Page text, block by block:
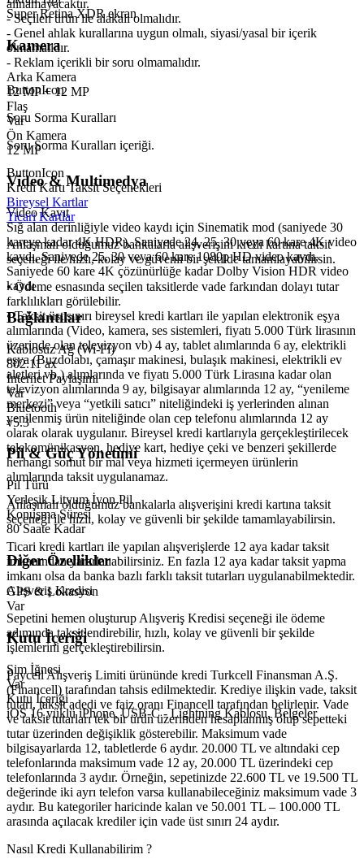
Super Retina XDR ekran
Kamera
Arka Kamera
12 MP + 12 MP
Flaş
Var
Ön Kamera
12 MP
Video & Multimedya
Video Kayıt
Sığ alan derinliğiyle video kaydı için Sinematik mod (saniyede 30
kareye kadar 4K HDR), Saniyede 24, 25, 30 veya 60 kare 4K video
kaydı, Saniyede 25, 30 veya 60 kare 1080p HD video kaydı,
Saniyede 60 kare 4K çözünürlüğe kadar Dolby Vision HDR video
kaydı
Bağlantılar
Kablosuz Ağ (Wi-Fi)
802.11 ax
İnternet Paylaşımı
Var
Bluetooth
v5.3
Pil & Güç Yönetimi
Pil Türü
Yerleşik Lityum İyon Pil
Konuşma Süresi
80 Saate Kadar
Diğer Özellikler
GPS & Lokasyon
Var
Kutu İçeriği
Sim İğnesi
Var
Kutu İçeriği
iOS 16 yüklü iPhone, USB-C - Lightning Kablosu, Belgeler
alınamayacaktır.
- Seçilen ürün ile alakalı olmalıdır.
- Genel ahlak kurallarına uygun olmalı, siyasi/yasal bir içerik
olmamalıdır.
- Reklam içerikli bir soru olmamalıdır.
ButtonIcon
Soru Sorma Kuralları
Soru Sorma Kuralları içeriği.
ButtonIcon
Kredi Kartı Taksit Seçenekleri
Bireysel Kartlar
Ticari Kartlar
Anlaşmalı olduğumuz bankalarla alışverişini kredi kartına taksit
seçeneği ile hızlı, kolay ve güvenli bir şekilde tamamlayabilirsin.
• Ödeme esnasında seçilen taksitlerde vade farkından dolayı tutar
farklılıkları görülebilir.
• Taksit üst sınırı bireysel kredi kartları ile yapılan elektronik eşya
alımlarında (Video, kamera, ses sistemleri, fiyatı 5.000 Türk lirasının
üzerinde olan televizyon vb) 4 ay, tablet alımlarında 6 ay, elektrikli
eşya (Buzdolabı, çamaşır makinesi, bulaşık makinesi, elektrikli ev
aletleri vb.) alımlarında ve fiyatı 5.000 Türk Lirasına kadar olan
televizyon alımlarında 9 ay, bilgisayar alımlarında 12 ay, “yenileme
merkezi” veya “yetkili satıcı” niteliğindeki iş yerlerinden alınan
yenilenmiş ürün niteliğinde olan cep telefonu alımlarında 12 ay
olarak olarak uygulanır. Bireysel kredi kartlarıyla gerçekleştirilecek
telekomünikasyon, hediye kart, hediye çeki ve benzeri şekillerde
herhangi somut bir mal veya hizmeti içermeyen ürünlerin
alımlarında taksit uygulanamaz.
Anlaşmalı olduğumuz bankalarla alışverişini kredi kartına taksit
seçeneği ile hızlı, kolay ve güvenli bir şekilde tamamlayabilirsin.
Ticari kredi kartları ile yapılan alışverişlerde 12 aya kadar taksit
imkanından yararlanabilirsiniz. En fazla 12 aya kadar taksit yapma
imkanı olsa da banka bazlı farklı taksit tutarları uygulanabilmektedir.
Alışveriş Kredisi
Sepetini hemen oluşturup Alışveriş Kredisi seçeneği ile ödeme
adımında taksitlendirebilir, hızlı, kolay ve güvenli bir şekilde
işlemlerini gerçekleştirebilirsin.
Paycell Alışveriş Limiti ürününde kredi Turkcell Finansman A.Ş.
(Financell) tarafından tahsis edilmektedir. Krediye ilişkin vade, taksit
tutarı, taksit adedi ve faiz oranı Financell tarafından belirlenir. Vade
ve taksit tutarları tek bir ürün üzerinden hesaplanmış olup sepetteki
tutar üzerinden değişiklik gösterebilir. Maksimum vade
bilgisayarlarda 12, tabletlerde 6 aydır. 20.000 TL ve altındaki cep
telefonlarında maksimum vade 12 ay, 20.000 TL üzerindeki cep
telefonlarında 3 aydır. Örneğin, sepetinizde 22.600 TL ve 19.500 TL
değerinde iki ayrı telefon varsa kullanabileceğiniz maksimum vade 3
aydır. Bu kategoriler haricinde kalan ve 50.001 TL – 100.000 TL
arasında açılacak krediler için vade üst sınırı 24 aydır.
Nasıl Kredi Kullanabilirim ?